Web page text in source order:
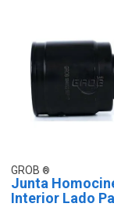
GROB
Junta
Interior Lado